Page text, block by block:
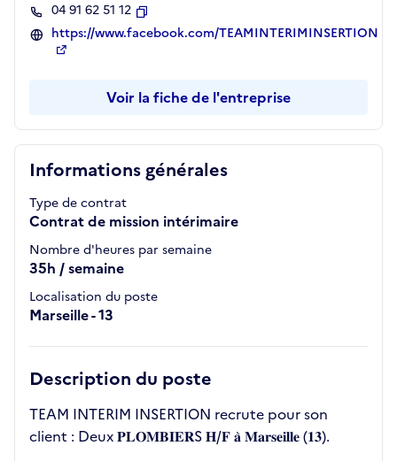
Informations générales
Type de contrat
Contrat de mission intérimaire
Nombre d'heures par semaine
35h / semaine
Localisation du poste
Marseille - 13
Description du poste
TEAM INTERIM INSERTION recrute pour son
client : Deux 𝐏𝐋𝐎𝐌𝐁𝐈𝐄𝐑S 𝐇/𝐅 𝐚̀ 𝐌𝐚𝐫𝐬𝐞𝐢𝐥𝐥𝐞 (𝟏𝟑).
04 91 62 51 12
Copier
https://www.facebook.com/TEAMINTERIMINSERTION
Voir la fiche de l'entreprise